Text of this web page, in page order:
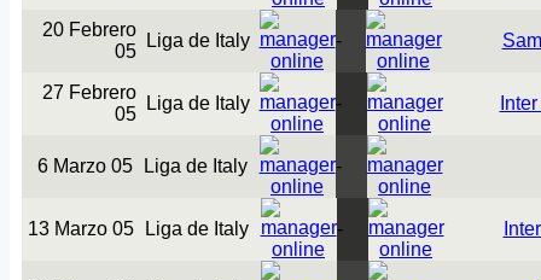
20 Febrero
05
Liga de Italy -
27 Febrero
05
Liga de Italy -
6 Marzo 05 Liga de Italy -
13 Marzo 05 Liga de Italy -